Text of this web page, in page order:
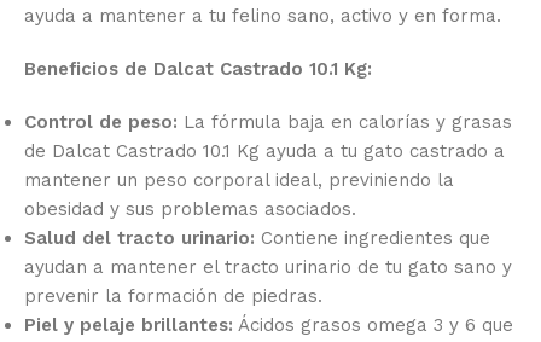
ayuda a mantener a tu felino sano, activo y en forma.
Beneficios de Dalcat Castrado 10.1 Kg:
Control de peso: La fórmula baja en calorías y grasas
de Dalcat Castrado 10.1 Kg ayuda a tu gato castrado a
mantener un peso corporal ideal, previniendo la
obesidad y sus problemas asociados.
Salud del tracto urinario: Contiene ingredientes que
ayudan a mantener el tracto urinario de tu gato sano y
prevenir la formación de piedras.
Piel y pelaje brillantes: Ácidos grasos omega 3 y 6 que